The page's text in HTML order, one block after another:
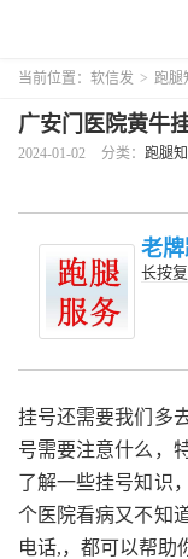
当前位置： 软信发 > 跑腿
广安门医院黄牛
2024-01-02 分类： 跑腿
老
长按
挂号还需要我们多
号需要注意什么，
了解一些挂号知识
个医院看病又不知
电话,，都可以帮助